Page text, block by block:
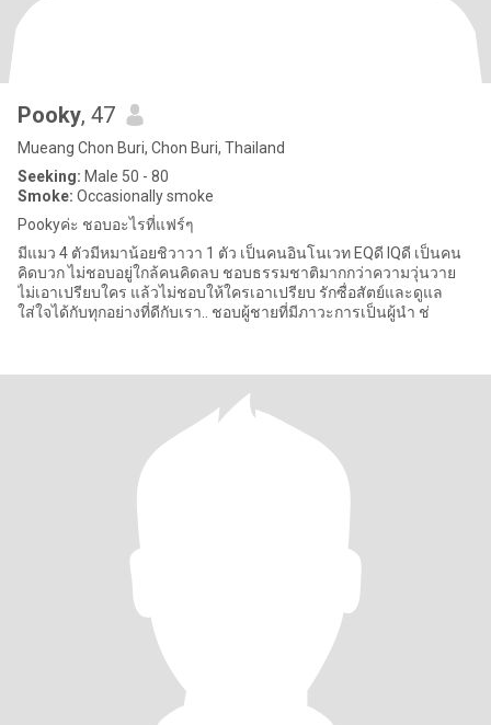
Pooky, 47
Mueang Chon Buri, Chon Buri, Thailand
Seeking: Male 50 - 80
Smoke: Occasionally smoke
Pookyค่ะ ชอบอะไรที่แฟร์ๆ
มีแมว 4 ตัวมีหมาน้อยชิวาวา 1 ตัว เป็นคนอินโนเวท EQดี IQดี เป็นคน
คิดบวก ไม่ชอบอยู่ใกล้คนคิดลบ ชอบธรรมชาติมากกว่าความวุ่นวาย
ไม่เอาเปรียบใคร แล้วไม่ชอบให้ใครเอาเปรียบ รักซื่อสัตย์และดูแล
ใส่ใจได้กับทุกอย่างที่ดีกับเรา.. ชอบผู้ชายที่มีภาวะการเป็นผู้นำ ช่